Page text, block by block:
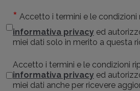
Accetto i termini e le
informativa privacy ed
miei dati solo in merito a questa
Accetto i termini e le condizioni
informativa privacy ed
miei dati anche per ricevere